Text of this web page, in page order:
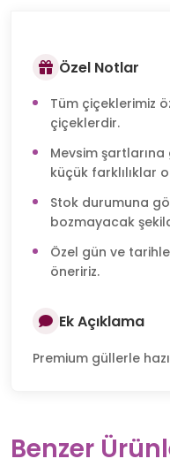
Özel Notlar
Tüm çiçeklerimiz
çiçeklerdir.
Mevsim
küçük farklılıklar
Stok durumuna
bozmayacak
Özel gün ve
öneririz.
Ek Açıklama
Premium güllerle
Benzer